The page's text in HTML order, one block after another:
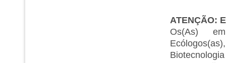
ATENÇÃO:
Os(As)